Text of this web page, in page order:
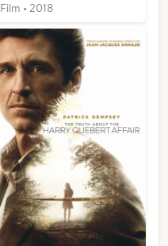
Film • 2018